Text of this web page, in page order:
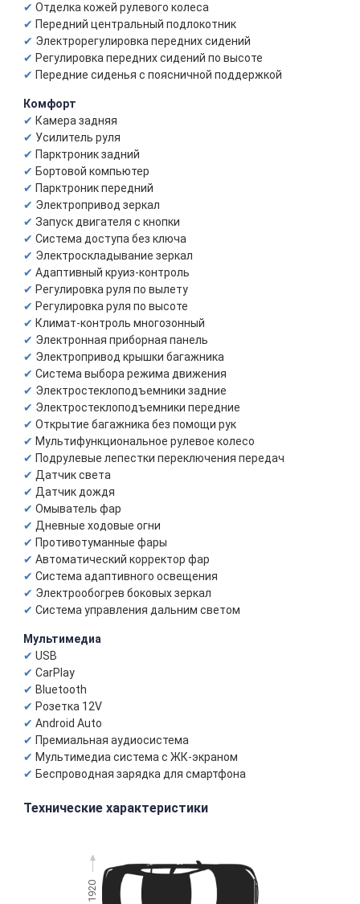
Отделка кожей рулевого колеса
Передний центральный подлокотник
Электрорегулировка передних сидений
Регулировка передних сидений по высоте
Передние сиденья с поясничной поддержкой
Комфорт
Камера задняя
Усилитель руля
Парктроник задний
Бортовой компьютер
Парктроник передний
Электропривод зеркал
Запуск двигателя с кнопки
Система доступа без ключа
Электроскладывание зеркал
Адаптивный круиз-контроль
Регулировка руля по вылету
Регулировка руля по высоте
Климат-контроль многозонный
Электронная приборная панель
Электропривод крышки багажника
Система выбора режима движения
Электростеклоподъемники задние
Электростеклоподъемники передние
Открытие багажника без помощи рук
Мультифункциональное рулевое колесо
Подрулевые лепестки переключения передач
Датчик света
Датчик дождя
Омыватель фар
Дневные ходовые огни
Противотуманные фары
Автоматический корректор фар
Система адаптивного освещения
Электрообогрев боковых зеркал
Система управления дальним светом
Мультимедиа
USB
CarPlay
Bluetooth
Розетка 12V
Android Auto
Премиальная аудиосистема
Мультимедиа система с ЖК-экраном
Беспроводная зарядка для смартфона
Технические характеристики
1920